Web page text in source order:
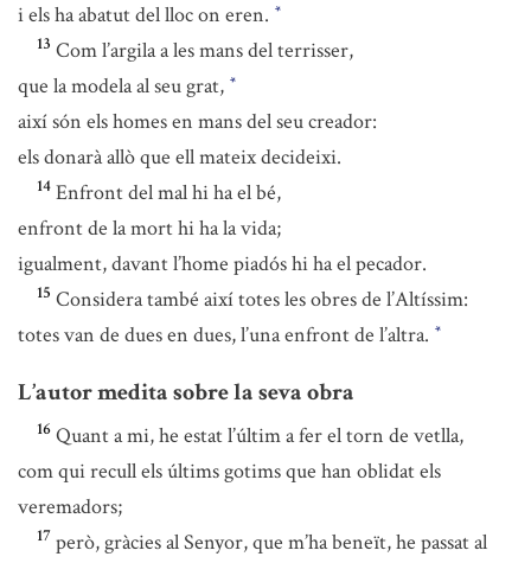
i els ha abatut del lloc on eren. *
13 Com l’argila a les mans del terrisser,
que la modela al seu grat, *
així són els homes en mans del seu creador:
els donarà allò que ell mateix decideixi.
14 Enfront del mal hi ha el bé,
enfront de la mort hi ha la vida;
igualment, davant l’home piadós hi ha el pecador.
15 Considera també així totes les obres de l’Altíssim:
totes van de dues en dues, l’una enfront de l’altra. *
L’autor medita sobre la seva obra
16 Quant a mi, he estat l’últim a fer el torn de vetlla,
com qui recull els últims gotims que han oblidat els
veremadors;
17 però, gràcies al Senyor, que m’ha beneït, he passat al